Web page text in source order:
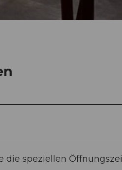
die speziellen